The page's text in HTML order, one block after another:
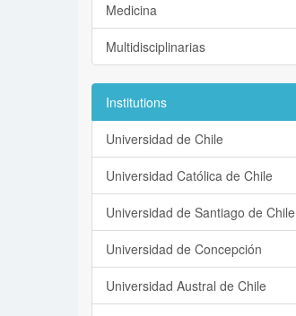
Medicina
Multidisciplinarias
Institutions
Universidad de Chile
Universidad Católica de Chile
Universidad de Santiago de Chile
Universidad de Concepción
Universidad Austral de Chile